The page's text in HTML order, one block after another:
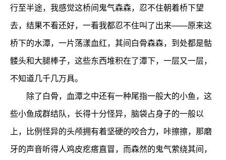
行至半途，我感觉这桥间鬼气森森，忍不住朝着桥下望
去，结果不看还好，一看我都忍不住叫了出来——原来这
桥下的水潭，一片荡漾血红，其间白骨森森，到处都是骷
髅头和大腿棒子，这些东西堆积在了潭下，一层又一层，
不知道几千几万具。
除了白骨，血潭之中还有一种尾指一般大的小鱼，这
些小鱼成群结队，长得十分怪异，脑袋占身子的一般以
上，比例怪异的头颅拥有着坚硬的咬合力，咔擦擦，那磨
牙的声音听得人鸡皮疙瘩直冒，而森然的鬼气萦绕其间，